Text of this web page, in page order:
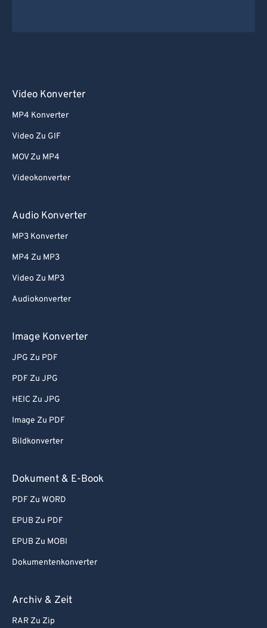
Video Konverter
MP4 Konverter
Video Zu GIF
MOV Zu MP4
Videokonverter
Audio Konverter
MP3 Konverter
MP4 Zu MP3
Video Zu MP3
Audiokonverter
Image Konverter
JPG Zu PDF
PDF Zu JPG
HEIC Zu JPG
Image Zu PDF
Bildkonverter
Dokument & E-Book
PDF Zu WORD
EPUB Zu PDF
EPUB Zu MOBI
Dokumentenkonverter
Archiv & Zeit
RAR Zu Zip